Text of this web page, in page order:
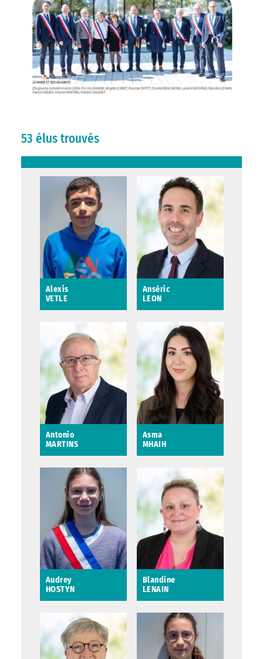
53 élus trouvés
Alexis
VETLE
Anséric
LEON
1er adjoint en charge
des grands projets,
de la transition
énergétique, des
bâtiments et du
patrimoine
historique
Saint-Avertin
Antonio
MARTINS
Antonio MARTINS
9ème adjoint au
Maire en charge des
sports et du suivi des
infrastructures
sportives
Saint-Avertin
Asma
MHAIH
Conseillère
municipale déléguée
à la prévention et à la
lutte contre les
violences
intrafamiliales
Saint-Avertin
Audrey
HOSTYN
Blandine
LENAIN
Blandine LENAIN
8ème adjointe au
Maire en charge de la
solidarité et des
affaires sociales